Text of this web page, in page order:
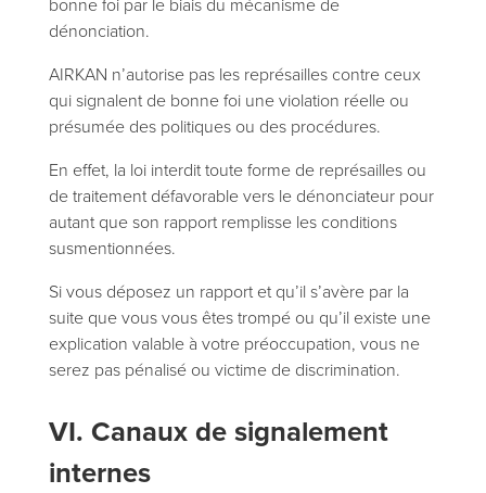
dénonciation.
AIRKAN n’autorise pas les représailles contre ceux
qui signalent de bonne foi une violation réelle ou
présumée des politiques ou des procédures.
En effet, la loi interdit toute forme de représailles ou
de traitement défavorable vers le dénonciateur pour
autant que son rapport remplisse les conditions
susmentionnées.
Si vous déposez un rapport et qu’il s’avère par la
suite que vous vous êtes trompé ou qu’il existe une
explication valable à votre préoccupation, vous ne
serez pas pénalisé ou victime de discrimination.
VI. Canaux de signalement
internes